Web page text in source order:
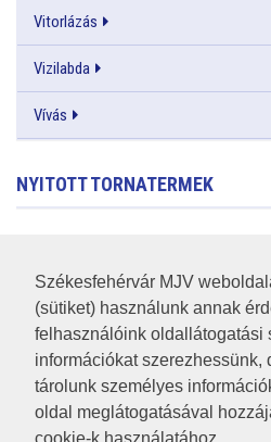
Székesfehérvár MJV
(sütiket) használunk annak
felhasználóink oldallátogatási
információkat szerezhessünk,
tárolunk személyes
oldal meglátogatásával
Vitorlázás
Vizilabda
Vívás
NYITOTT TORNATERMEK
RSS
A HONLAP 2017.03.31-I ÁLLAPOTA
JOGI NYILATKOZAT
IMPRESSZUM